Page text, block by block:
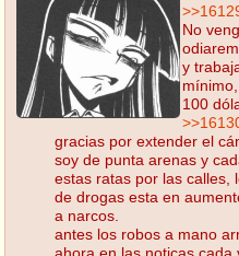
No
y
100
gracias por extender el
soy de punta arenas y
estas ratas por las calles,
de drogas esta en
a narcos.
antes los robos a mano